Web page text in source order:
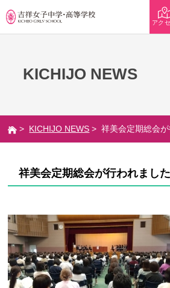
アク
校長挨拶
八王子キャンパス 学
災害への対策 学
祥美会（保護者の会）・淑美
会（卒業生の会）
サ
の
吉祥での学び
カリキュラム 授
KICHIJO NEWS
> KICHIJO NEWS > 祥美会定期総会が
祥美会定期総会が行われました